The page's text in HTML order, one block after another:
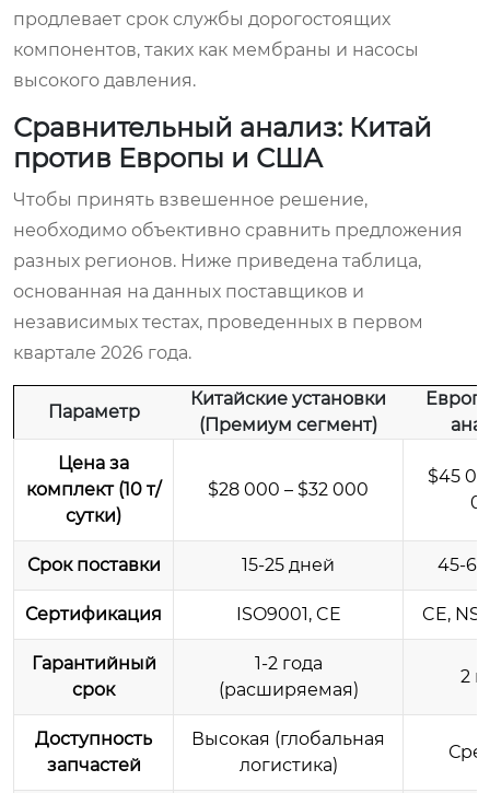
продлевает срок службы дорогостоящих
компонентов, таких как мембраны и насосы
высокого давления.
Сравнительный анализ: Китай
против Европы и США
Чтобы принять взвешенное решение,
необходимо объективно сравнить предложения
разных регионов. Ниже приведена таблица,
основанная на данных поставщиков и
независимых тестах, проведенных в первом
квартале 2026 года.
Параметр
Китайские установки
(Премиум сегмент)
Цена за
комплект (10 т/
сутки)
$28 000 – $32 000
$45
Срок поставки 15-25 дней 45-
Сертификация ISO9001, CE CE,
Гарантийный
срок
1-2 года
(расширяемая)
2
Доступность
запчастей
Высокая (глобальная
логистика)